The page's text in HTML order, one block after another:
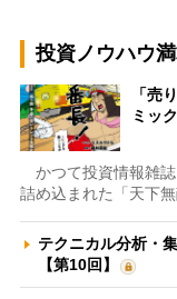
投資ノウハウ
「売
ミッ
かつて投資情報雑
詰め込まれた「天下
テクニカル分析・
【第10回】